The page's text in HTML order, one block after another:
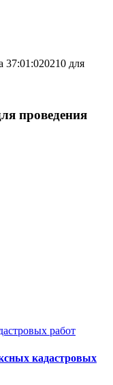
37:01:020210 для
проведения
работ
кадастровых